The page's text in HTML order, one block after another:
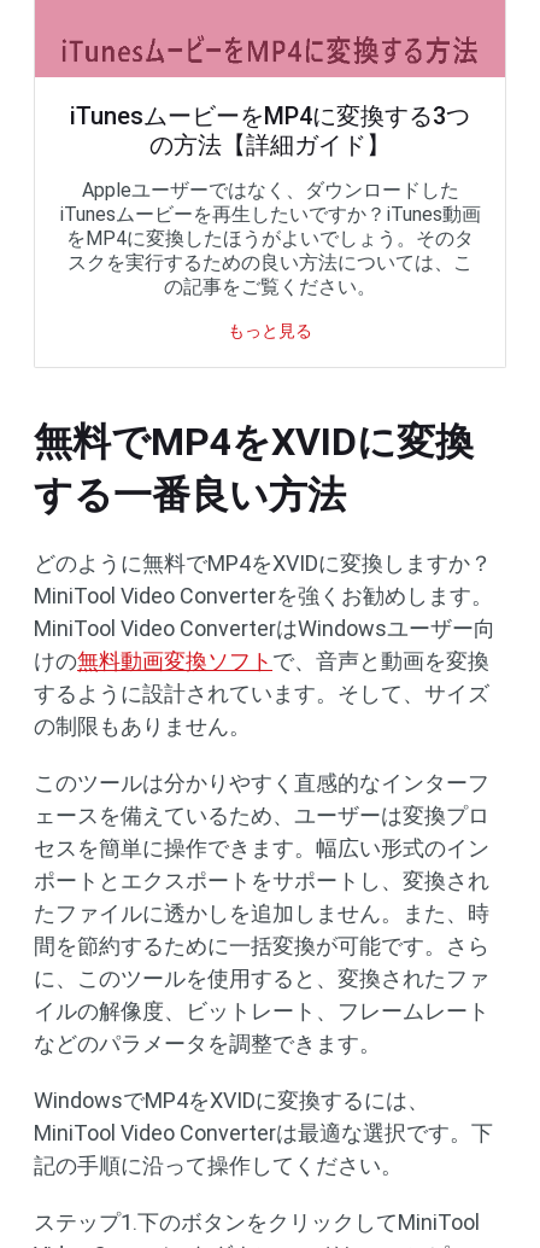
iTunesムービーをMP4に変換する3つ
の方法【詳細ガイド】
Appleユーザーではなく、ダウンロードした
iTunesムービーを再生したいですか？iTunes動画
をMP4に変換したほうがよいでしょう。そのタ
スクを実行するための良い方法については、こ
の記事をご覧ください。
もっと見る
無料でMP4をXVIDに変換
する一番良い方法
どのように無料でMP4をXVIDに変換しますか？
MiniTool Video Converterを強くお勧めします。
MiniTool Video ConverterはWindowsユーザー向
けの無料動画変換ソフト で、音声と動画を変換
するように設計されています。そして、サイズ
の制限もありません。
このツールは分かりやすく直感的なインターフ
ェースを備えているため、ユーザーは変換プロ
セスを簡単に操作できます。幅広い形式のイン
ポートとエクスポートをサポートし、変換され
たファイルに透かしを追加しません。また、時
間を節約するために一括変換が可能です。さら
に、このツールを使用すると、変換されたファ
イルの解像度、ビットレート、フレームレート
などのパラメータを調整できます。
WindowsでMP4をXVIDに変換するには、
MiniTool Video Converterは最適な選択です。下
記の手順に沿って操作してください。
ステップ1.下のボタンをクリックしてMiniTool